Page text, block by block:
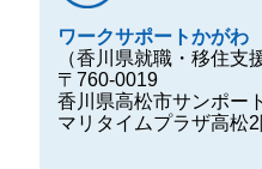
ワークサポートかがわ
（香川県就職・移住支
〒760-0019
香川県高松市サンポー
マリタイムプラザ高松